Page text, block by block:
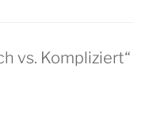
vs. Kompliziert“